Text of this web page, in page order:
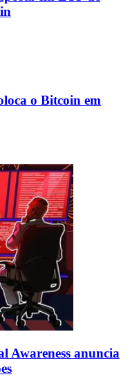
o Bitcoin em
Awareness anuncia